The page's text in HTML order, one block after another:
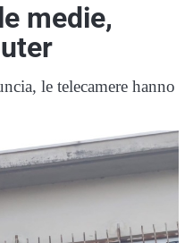
medie,
le telecamere hanno